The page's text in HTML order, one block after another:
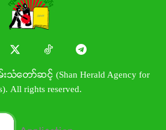
းသံတော်ဆင့် (Shan Herald Agency for
All rights reserved.